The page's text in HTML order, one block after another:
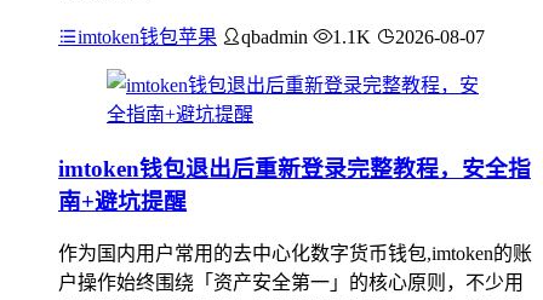
imtoken钱包苹果 qbadmin 1.1K 2026-08-07
imtoken钱包退出后重新登录完整教程，安全指
南+避坑提醒
作为国内用户常用的去中心化数字货币钱包,imtoken的账
户操作始终围绕「资产安全第一」的核心原则，不少用